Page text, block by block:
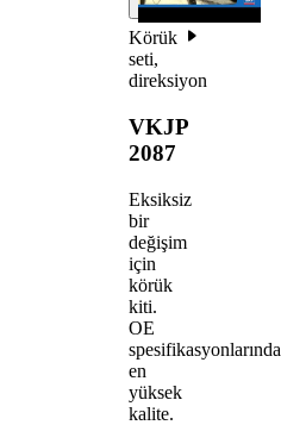
Körük
seti,
direksiyon
VKJP
2087
Eksiksiz
bir
değişim
için
körük
kiti.
OE
spesifikasyonlarında
en
yüksek
kalite.